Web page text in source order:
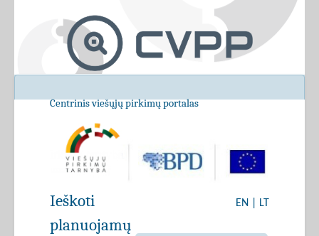
Centrinis viešųjų pirkimų portalas
EN LT
Ieškoti
planuojamų